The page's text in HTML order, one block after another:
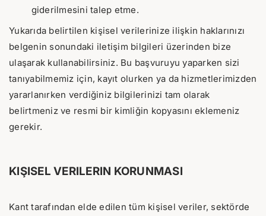
giderilmesini talep etme.
Yukarıda belirtilen kişisel verilerinize ilişkin haklarınızı
belgenin sonundaki iletişim bilgileri üzerinden bize
ulaşarak kullanabilirsiniz. Bu başvuruyu yaparken sizi
tanıyabilmemiz için, kayıt olurken ya da hizmetlerimizden
yararlanırken verdiğiniz bilgilerinizi tam olarak
belirtmeniz ve resmi bir kimliğin kopyasını eklemeniz
gerekir.
KIŞISEL VERILERIN KORUNMASI
Kant tarafından elde edilen tüm kişisel veriler, sektörde